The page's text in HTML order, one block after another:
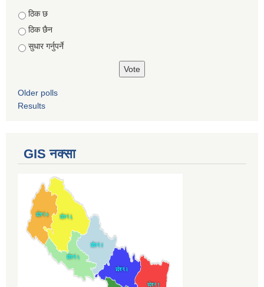
Choices
ठिक छ
ठिक छैन
सुधार गर्नुपर्ने
Older polls
Results
GIS नक्सा